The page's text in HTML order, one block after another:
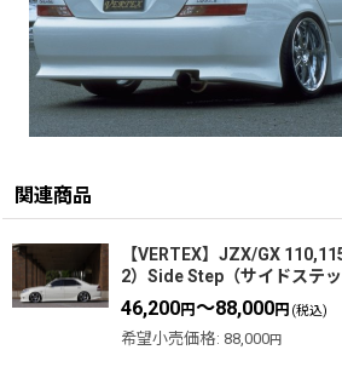
関連商品
【VERTEX】JZX/GX
2）Side Step（サイドステッ
46,200円～88,000円 (税込)
希望小売価格: 88,000円